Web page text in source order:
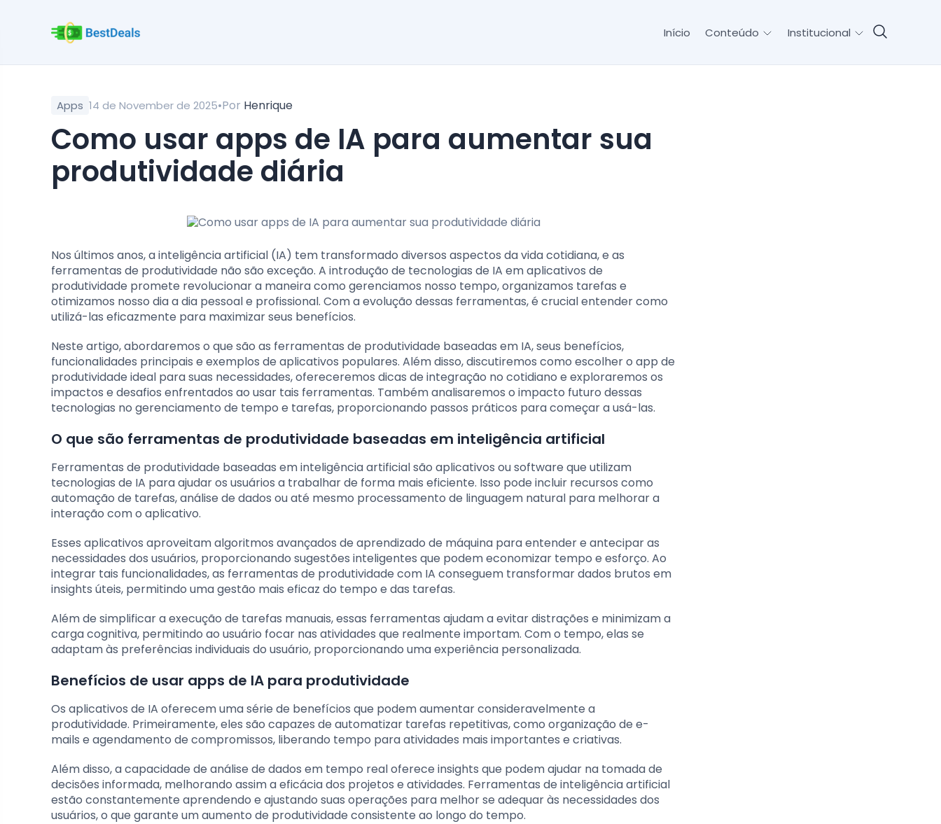
Início Conteúdo Institucional
Apps 14 de November de 2025•Por Henrique
Como usar apps de IA para aumentar sua
produtividade diária
Nos últimos anos, a inteligência artificial (IA) tem transformado diversos aspectos da vida cotidiana, e as
ferramentas de produtividade não são exceção. A introdução de tecnologias de IA em aplicativos de
produtividade promete revolucionar a maneira como gerenciamos nosso tempo, organizamos tarefas e
otimizamos nosso dia a dia pessoal e profissional. Com a evolução dessas ferramentas, é crucial entender como
utilizá-las eficazmente para maximizar seus benefícios.
Neste artigo, abordaremos o que são as ferramentas de produtividade baseadas em IA, seus benefícios,
funcionalidades principais e exemplos de aplicativos populares. Além disso, discutiremos como escolher o app de
produtividade ideal para suas necessidades, ofereceremos dicas de integração no cotidiano e exploraremos os
impactos e desafios enfrentados ao usar tais ferramentas. Também analisaremos o impacto futuro dessas
tecnologias no gerenciamento de tempo e tarefas, proporcionando passos práticos para começar a usá-las.
O que são ferramentas de produtividade baseadas em inteligência artificial
Ferramentas de produtividade baseadas em inteligência artificial são aplicativos ou software que utilizam
tecnologias de IA para ajudar os usuários a trabalhar de forma mais eficiente. Isso pode incluir recursos como
automação de tarefas, análise de dados ou até mesmo processamento de linguagem natural para melhorar a
interação com o aplicativo.
Esses aplicativos aproveitam algoritmos avançados de aprendizado de máquina para entender e antecipar as
necessidades dos usuários, proporcionando sugestões inteligentes que podem economizar tempo e esforço. Ao
integrar tais funcionalidades, as ferramentas de produtividade com IA conseguem transformar dados brutos em
insights úteis, permitindo uma gestão mais eficaz do tempo e das tarefas.
Além de simplificar a execução de tarefas manuais, essas ferramentas ajudam a evitar distrações e minimizam a
carga cognitiva, permitindo ao usuário focar nas atividades que realmente importam. Com o tempo, elas se
adaptam às preferências individuais do usuário, proporcionando uma experiência personalizada.
Benefícios de usar apps de IA para produtividade
Os aplicativos de IA oferecem uma série de benefícios que podem aumentar consideravelmente a
produtividade. Primeiramente, eles são capazes de automatizar tarefas repetitivas, como organização de e-
mails e agendamento de compromissos, liberando tempo para atividades mais importantes e criativas.
Além disso, a capacidade de análise de dados em tempo real oferece insights que podem ajudar na tomada de
decisões informada, melhorando assim a eficácia dos projetos e atividades. Ferramentas de inteligência artificial
estão constantemente aprendendo e ajustando suas operações para melhor se adequar às necessidades dos
usuários, o que garante um aumento de produtividade consistente ao longo do tempo.